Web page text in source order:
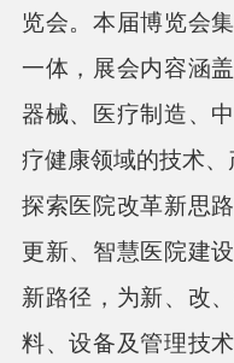
览会。本届博览会
一体，展会内容涵
器械、医疗制造、
疗健康领域的技术、
探索医院改革新思
更新、智慧医院建
新路径，为新、改
料、设备及管理技